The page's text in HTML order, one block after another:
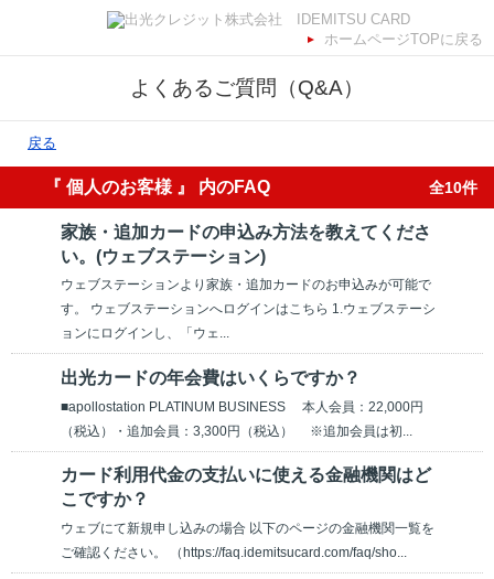
ホームページTOPに戻る
よくあるご質問（Q&A）
戻る
『 個人のお客様 』 内のFAQ 全10件
家族・追加カードの申込み方法を教えてくださ
い。(ウェブステーション)
ウェブステーションより家族・追加カードのお申込みが可能で
す。 ウェブステーションへログインはこちら 1.ウェブステーシ
ョンにログインし、「ウェ...
出光カードの年会費はいくらですか？
■apollostation PLATINUM BUSINESS 本人会員：22,000円
（税込）・追加会員：3,300円（税込） ※追加会員は初...
カード利用代金の支払いに使える金融機関はど
こですか？
ウェブにて新規申し込みの場合 以下のページの金融機関一覧を
ご確認ください。 （https://faq.idemitsucard.com/faq/sho...